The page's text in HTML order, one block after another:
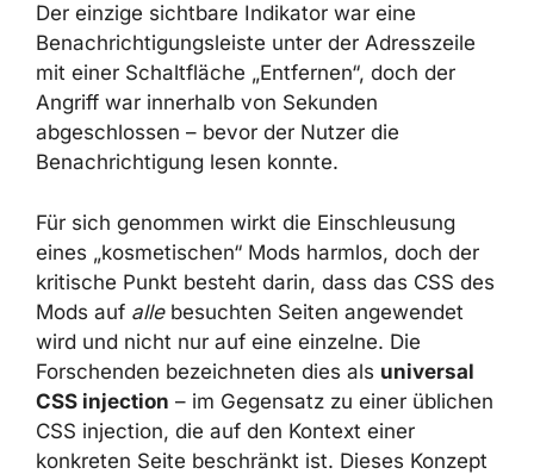
iframe anstoßen, das auf die .crx-Datei
zeigte. Der einzige sichtbare Indikator war
eine Benachrichtigungsleiste unter der
Adresszeile mit einer Schaltfläche
„Entfernen“, doch der Angriff war innerhalb
von Sekunden abgeschlossen – bevor der
Für sich genommen wirkt die Einschleusung
eines „kosmetischen“ Mods harmlos, doch der
kritische Punkt besteht darin, dass das CSS
des Mods auf allebesuchten Seiten
angewendet wird und nicht nur auf eine
einzelne. Die Forschenden bezeichneten dies
alsuniversal CSS injection– im Gegensatz
zu einer üblichen CSS injection, die auf den